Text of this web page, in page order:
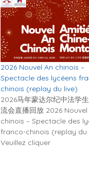
2026 Nouvel An chinois –
Spectacle des lycéens
chinois (replay du live)
2026马年蒙达尔纪中法学
流会直播回放 2026 Nouvel
chinois – Spectacle des
franco-chinois (replay du
Veuillez cliquer